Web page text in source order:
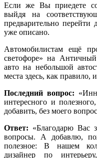
Если же Вы приедете
выйдя на
предварительно
уже описано.
Автомобилистам ещё
светофоре» на
авто на небольшой
места здесь, как правило,
Последний вопрос:
интересного и
добавить, без моего
Ответ: «Благодарю Вас
вопросы. А добавлю,
полезное: В нашем
дизайнер по